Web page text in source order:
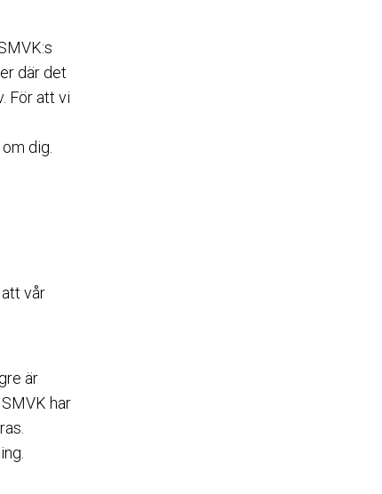
där det
För att vi
dig.
vår
är
har